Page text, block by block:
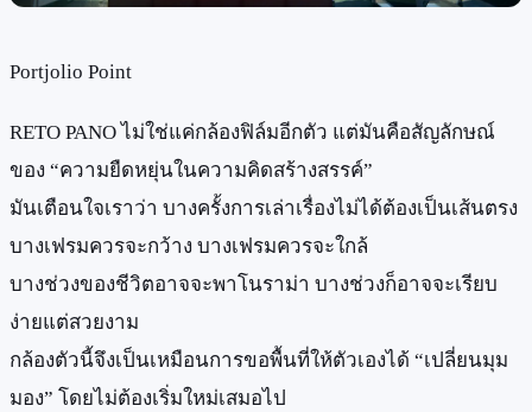
Portjolio Point
RETO PANO ไม่ใช่แค่กล้องฟิล์มอีกตัว แต่มันคือสัญลักษณ์
ของ “ความยืดหยุ่นในความคิดสร้างสรรค์”
มันเตือนใจเราว่า บางครั้งการเล่าเรื่องไม่ได้ต้องเป็นเส้นตรง
บางเฟรมควรจะกว้าง บางเฟรมควรจะใกล้
บางช่วงของชีวิตอาจจะพาโนราม่า บางช่วงก็อาจจะเรียบ
ง่ายแต่สวยงาม
กล้องตัวนี้จึงเป็นเหมือนการขอพื้นที่ให้ตัวเองได้ “เปลี่ยนมุม
มอง” โดยไม่ต้องเริ่มใหม่เสมอไป